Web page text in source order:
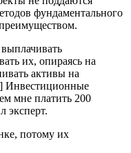
фундаментального
их, опираясь на
активы на
Инвестиционные
мне платить 200
эксперт.
потому их